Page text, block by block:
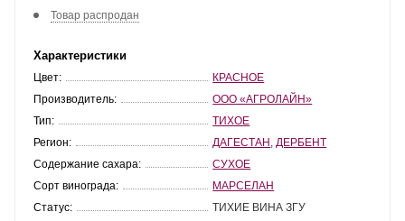
Товар распродан
Характеристики
Цвет:
КРАСНОЕ
Производитель:
ООО «АГРОЛАЙН»
Тип:
ТИХОЕ
Регион:
ДАГЕСТАН ДЕРБЕНТ
Содержание сахара:
СУХОЕ
Сорт винограда:
МАРСЕЛАН
Статус:
ТИХИЕ ВИНА ЗГУ